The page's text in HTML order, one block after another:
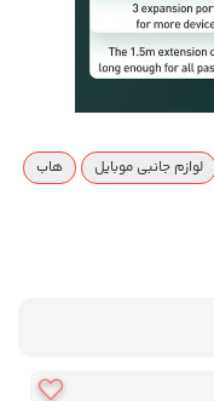
لوازم جانبی موبایل
هاب